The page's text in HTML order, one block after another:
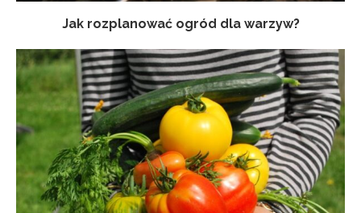
Jak rozplanować ogród dla warzyw?